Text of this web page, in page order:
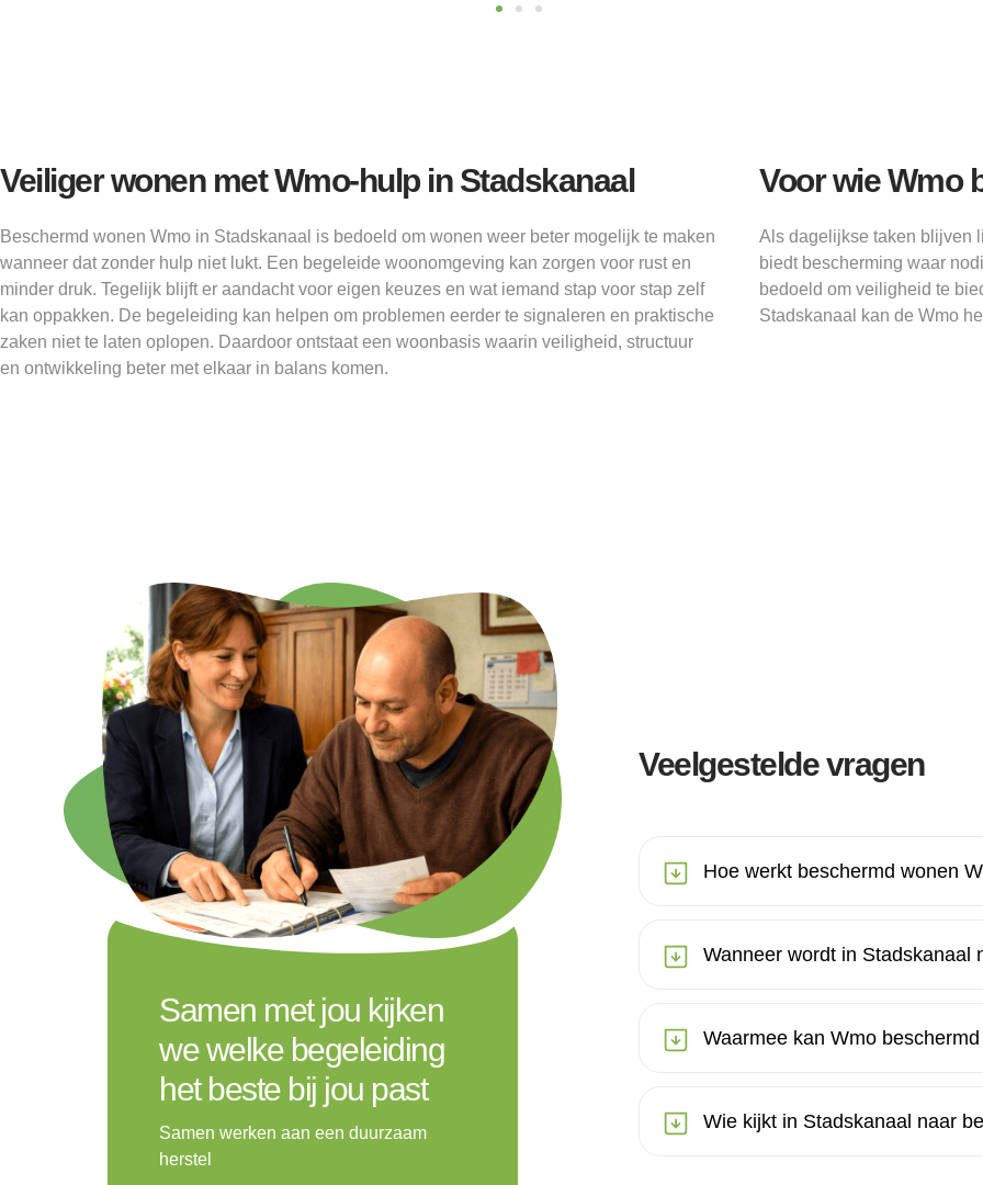
Veiliger wonen met Wmo-hulp in Stadskanaal
Beschermd wonen Wmo in Stadskanaal is bedoeld om wonen weer beter mogelijk te maken
wanneer dat zonder hulp niet lukt. Een begeleide woonomgeving kan zorgen voor rust en
minder druk. Tegelijk blijft er aandacht voor eigen keuzes en wat iemand stap voor stap zelf
kan oppakken. De begeleiding kan helpen om problemen eerder te signaleren en praktische
zaken niet te laten oplopen. Daardoor ontstaat een woonbasis waarin veiligheid, structuur
en ontwikkeling beter met elkaar in balans komen.
Voor wie Wmo
Als dagelijkse taken blijven
biedt bescherming waar
bedoeld om veiligheid te
Stadskanaal kan de Wmo
Samen met jou kijken
we welke begeleiding
het beste bij jou past
Samen werken aan een duurzaam
herstel
Veelgestelde vragen
Hoe werkt beschermd wonen
Wanneer wordt in Stadskanaal
Waarmee kan Wmo
Wie kijkt in Stadskanaal naar